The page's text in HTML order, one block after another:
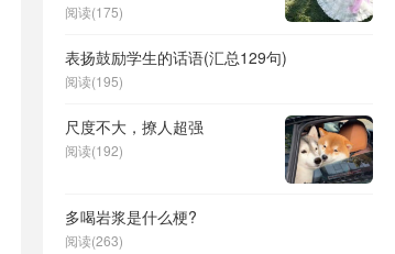
阅读(175)
表扬鼓励学生的话语(汇总129句)
阅读(195)
尺度不大，撩人超强
阅读(192)
多喝岩浆是什么梗?
阅读(263)